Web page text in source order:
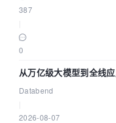
387
0
从万亿级大模型到全线
企业构建全链路 Trace 数
Databend
2026-08-07